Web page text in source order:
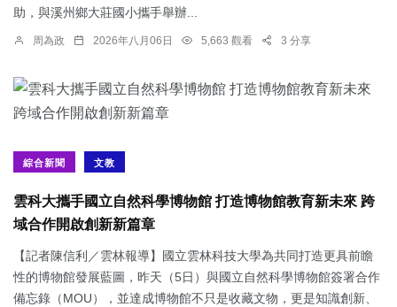
助，與溪州鄉大莊國小攜手舉辦...
周為政 2026年八月06日 5,663 觀看 3 分享
綜合新聞 文教
雲科大攜手國立自然科學博物館 打造博物館教育新未來 跨
域合作開啟創新新篇章
【記者陳信利／雲林報導】國立雲林科技大學為共同打造更具前瞻
性的博物館發展藍圖，昨天（5日）與國立自然科學博物館簽署合作
備忘錄（MOU），並達成博物館不只是收藏文物，更是知識創新、